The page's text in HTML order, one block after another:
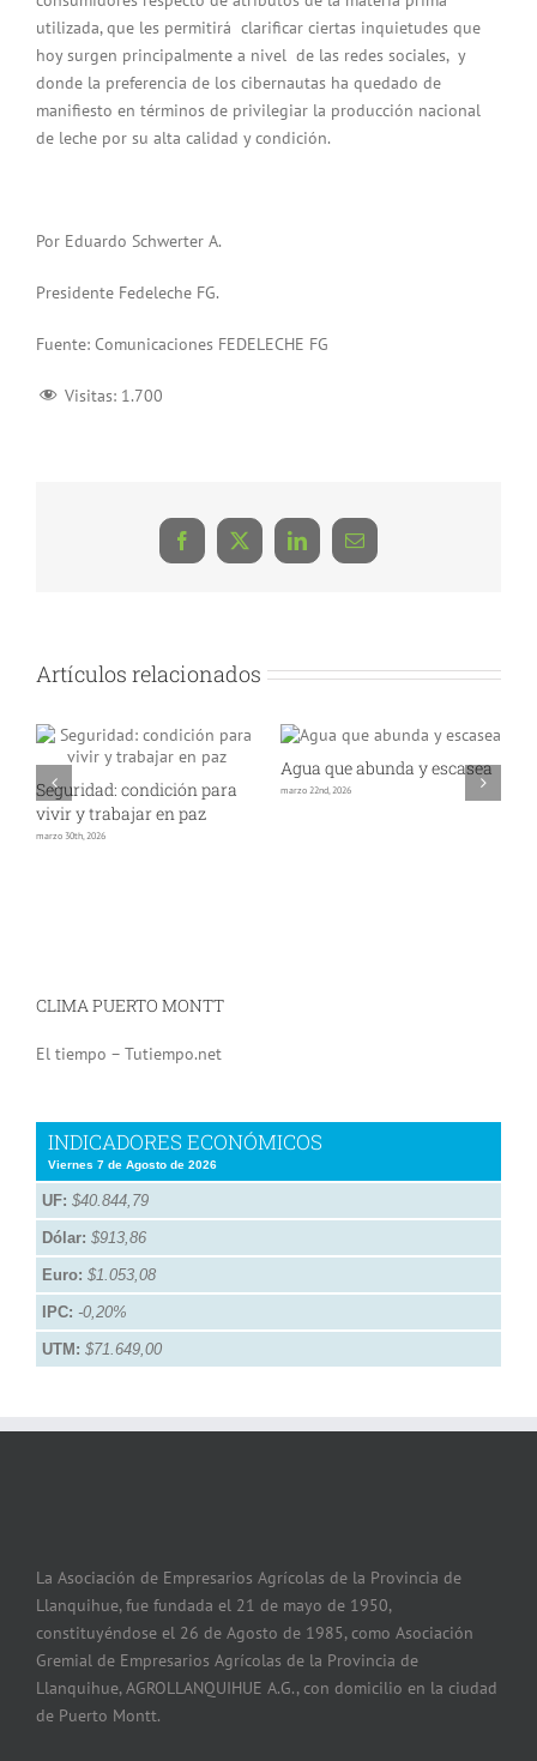
utilizada, que les permitirá clarificar ciertas inquietudes que
hoy surgen principalmente a nivel de las redes sociales, y
donde la preferencia de los cibernautas ha quedado de
manifiesto en términos de privilegiar la producción nacional
de leche por su alta calidad y condición.
Por Eduardo Schwerter A.
Presidente Fedeleche FG.
Fuente: Comunicaciones FEDELECHE FG
Visitas: 1.700
Facebook
X LinkedInCorreo
electrónico
Artículos relacionados
Seguridad: condición para
vivir y trabajar en paz
marzo 30th, 2026
Agua que abunda y escasea
marzo 22nd, 2026
CLIMA PUERTO MONTT
El tiempo – Tutiempo.net
INDICADORES ECONÓMICOS
Viernes 7 de Agosto de 2026
UF: $40.844,79
Dólar: $913,86
Euro: $1.053,08
IPC: -0,20%
UTM: $71.649,00
La Asociación de Empresarios Agrícolas de la Provincia de
Llanquihue, fue fundada el 21 de mayo de 1950,
constituyéndose el 26 de Agosto de 1985, como Asociación
Gremial de Empresarios Agrícolas de la Provincia de
Llanquihue, AGROLLANQUIHUE A.G., con domicilio en la ciudad
de Puerto Montt.